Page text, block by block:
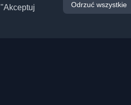
Odrzuć wszystkie